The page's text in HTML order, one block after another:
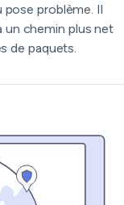
pose problème. Il
un chemin plus net
de paquets.